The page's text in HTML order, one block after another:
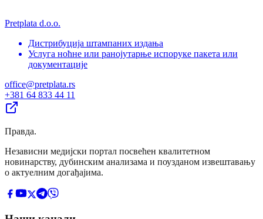
Pretplata d.o.o.
Дистрибуција штампаних издања
Услуга ноћне или ранојутарње испоруке пакета или
документације
office@pretplata.rs
+381 64 833 44 11
Правда.
Независни медијски портал посвећен квалитетном
новинарству, дубинским анализама и поузданом извештавању
о актуелним догађајима.